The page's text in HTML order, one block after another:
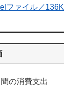
ファイル／136K
の消費支出